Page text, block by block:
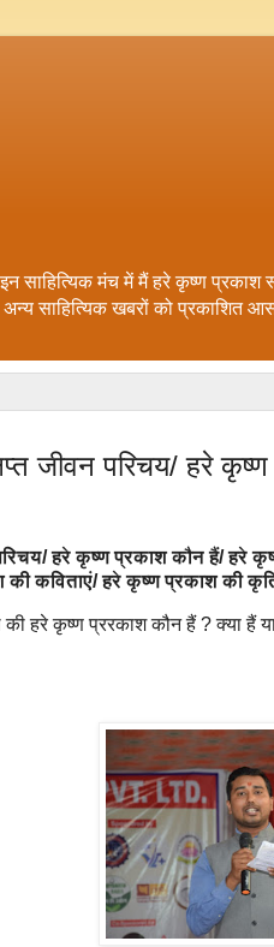
मंच में मैं हरे कृष्ण प्रकाश
अन्य साहित्यिक खबरों को
जीवन परिचय/ हरे
हरे कृष्ण प्रकाश कौन हैं/
कविताएं/ हरे कृष्ण प्रकाश की
हरे कृष्ण प्ररकाश कौन हैं ? क्या